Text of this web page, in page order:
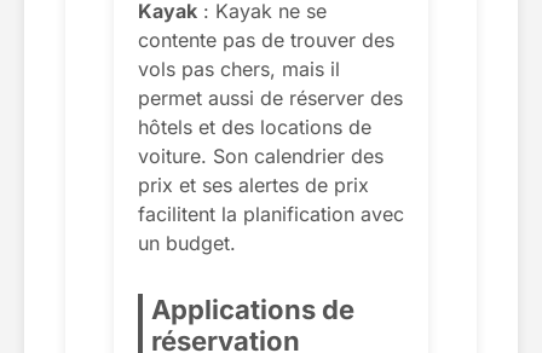
Kayak : Kayak ne se
contente pas de trouver des
vols pas chers, mais il
permet aussi de réserver des
hôtels et des locations de
voiture. Son calendrier des
prix et ses alertes de prix
facilitent la planification avec
un budget.
Applications de
réservation